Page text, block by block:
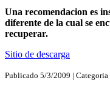
Una recomendacion es
diferente de la cual se
recuperar.
Sitio de descarga
Publicado 5/3/2009 | Categoria